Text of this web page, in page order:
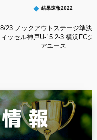
結果速報2022
8/23 ノックアウトステージ準決
ィッセル神戸U-15 2-3 横浜FCジ
アユース